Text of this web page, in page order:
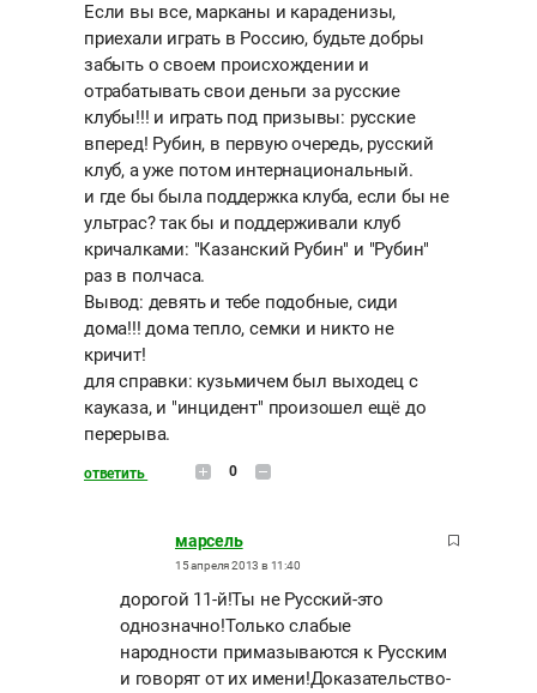
Если вы все, марканы и караденизы,
приехали играть в Россию, будьте добры
забыть о своем происхождении и
отрабатывать свои деньги за русские
клубы!!! и играть под призывы: русские
вперед! Рубин, в первую очередь, русский
клуб, а уже потом интернациональный.
и где бы была поддержка клуба, если бы не
ультрас? так бы и поддерживали клуб
кричалками: "Казанский Рубин" и "Рубин"
раз в полчаса.
Вывод: девять и тебе подобные, сиди
дома!!! дома тепло, семки и никто не
кричит!
для справки: кузьмичем был выходец с
кауказа, и "инцидент" произошел ещё до
перерыва.
ответить 0
марсель
15 апреля 2013 в 11:40
дорогой 11-й!Ты не Русский-это
однозначно!Только слабые
народности примазываются к Русским
и говорят от их имени!Доказательство-